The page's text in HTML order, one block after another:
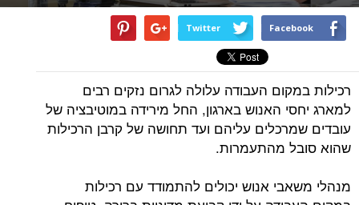
Facebook
Twitter
רכילות במקום העבודה עלולה לגרום נזקים רבים
למארג יחסי האנוש בארגון, החל מירידה במוטיבציה של
עובדים שמרכלים עליהם ועד תחושה של קרבן הרכילות
שהוא סובל מהתעמרות.
מנהלי משאבי אנוש יכולים להתמודד עם רכילות